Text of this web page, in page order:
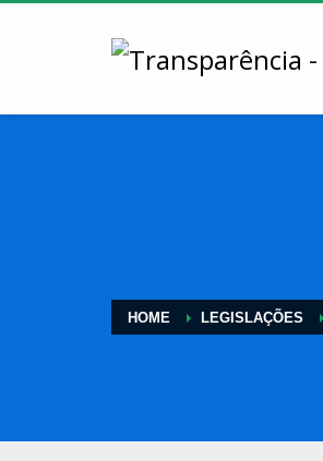
HOME LEGISLAÇÕES